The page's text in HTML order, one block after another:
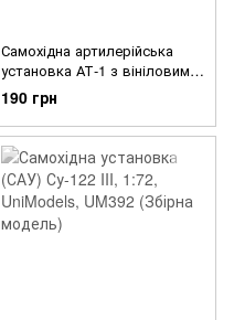
Самохідна артилерійська
установка АТ-1 з вініловими
траками, 1:72, UMT, 689
190 грн